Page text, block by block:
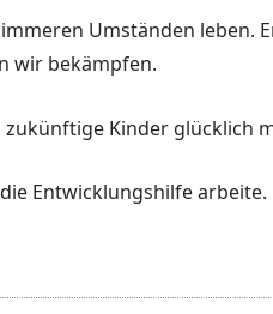
Umständen leben.
wir bekämpfen.
Kinder glücklich
Entwicklungshilfe arbeite.